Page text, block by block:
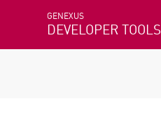
GENEXUS
DEVELOPER TOOLS